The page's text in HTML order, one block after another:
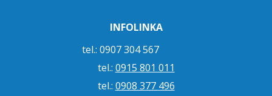
INFOLINKA
tel.: 0907 304 567
tel.: 0915 801 011
tel.: 0908 377 496